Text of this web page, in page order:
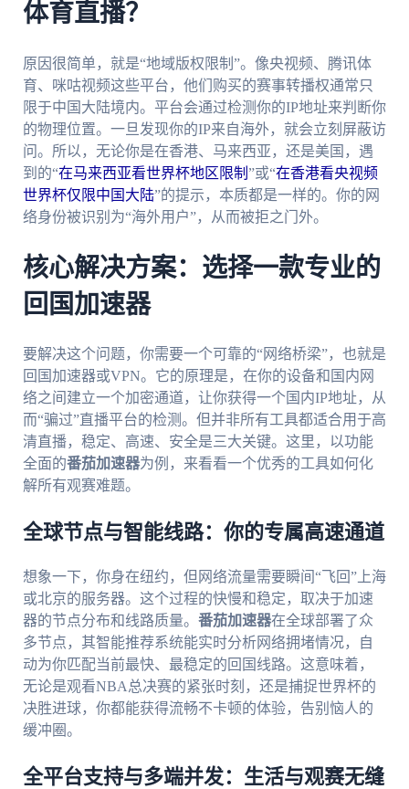
体育直播？
原因很简单，就是“地域版权限制”。像央视频、腾讯体
育、咪咕视频这些平台，他们购买的赛事转播权通常只
限于中国大陆境内。平台会通过检测你的IP地址来判断你
的物理位置。一旦发现你的IP来自海外，就会立刻屏蔽访
问。所以，无论你是在香港、马来西亚，还是美国，遇
到的“在马来西亚看世界杯地区限制 ”或“在香港看央视频
世界杯仅限中国大陆”的提示，本质都是一样的。你的网
络身份被识别为“海外用户”，从而被拒之门外。
核心解决方案：选择一款专业的
回国加速器
要解决这个问题，你需要一个可靠的“网络桥梁”，也就是
回国加速器或VPN。它的原理是，在你的设备和国内网
络之间建立一个加密通道，让你获得一个国内IP地址，从
而“骗过”直播平台的检测。但并非所有工具都适合用于高
清直播，稳定、高速、安全是三大关键。这里，以功能
全面的番茄加速器为例，来看看一个优秀的工具如何化
解所有观赛难题。
全球节点与智能线路：你的专属高速通道
想象一下，你身在纽约，但网络流量需要瞬间“飞回”上海
或北京的服务器。这个过程的快慢和稳定，取决于加速
器的节点分布和线路质量。 番茄加速器在全球部署了众
多节点，其智能推荐系统能实时分析网络拥堵情况，自
动为你匹配当前最快、最稳定的回国线路。这意味着，
无论是观看NBA总决赛的紧张时刻，还是捕捉世界杯的
决胜进球，你都能获得流畅不卡顿的体验，告别恼人的
缓冲圈。
全平台支持与多端并发：生活与观赛无缝